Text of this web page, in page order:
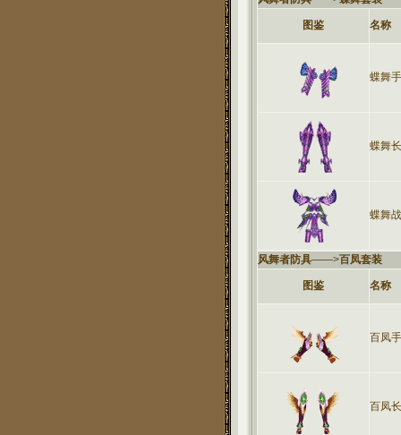
图鉴 名称
蝶舞
蝶舞
蝶舞
风舞者防具——>百凤套装
图鉴 名称
百凤
百凤